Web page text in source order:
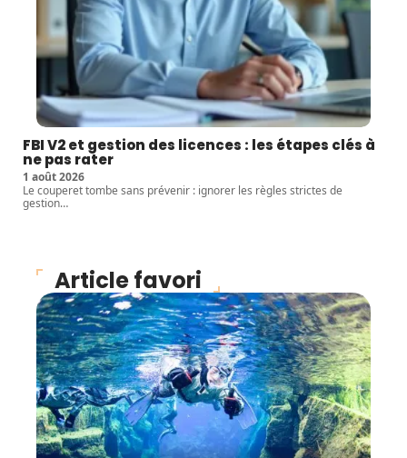
FBI V2 et gestion des licences : les étapes clés à
ne pas rater
1 août 2026
Le couperet tombe sans prévenir : ignorer les règles strictes de
gestion…
Article favori